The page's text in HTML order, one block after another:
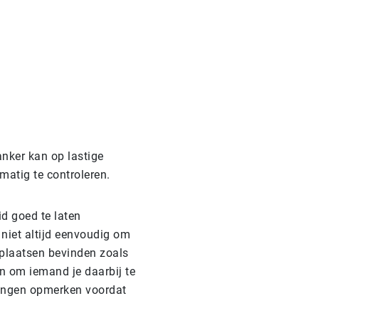
kan op lastige
te controleren.
goed te laten
altijd eenvoudig om
bevinden zoals
om iemand je daarbij te
opmerken voordat